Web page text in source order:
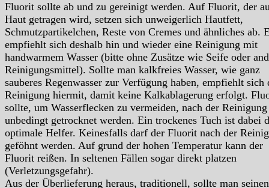
Fluorit sollte ab und zu gereinigt werden. Auf Fluorit, der
Haut getragen wird, setzen sich unweigerlich Hautfett,
Schmutzpartikelchen, Reste von Cremes und ähnliches ab.
empfiehlt sich deshalb hin und wieder eine Reinigung mit
handwarmem Wasser (bitte ohne Zusätze wie Seife oder
Reinigungsmittel). Sollte man kalkfreies Wasser, wie ganz
sauberes Regenwasser zur Verfügung haben, empfiehlt sich
Reinigung hiermit, damit keine Kalkablagerung erfolgt.
sollte, um Wasserflecken zu vermeiden, nach der Reinigung
unbedingt getrocknet werden. Ein trockenes Tuch ist dabei
optimale Helfer. Keinesfalls darf der Fluorit nach der
geföhnt werden. Auf grund der hohen Temperatur kann der
Fluorit reißen. In seltenen Fällen sogar direkt platzen
(Verletzungsgefahr).
Aus der Überlieferung heraus, traditionell, sollte man seinen